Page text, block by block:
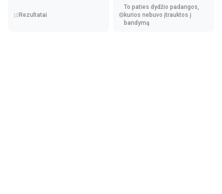
Rezultatai
To paties dydžio padangos,
kurios nebuvo įtrauktos į
bandymą